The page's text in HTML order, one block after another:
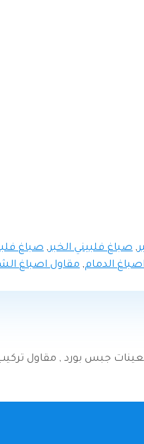
, صباغ فلبيني الخبر, صباغ
الدمام, مقاول اصباغ
معينات جبس بورد , مقاول